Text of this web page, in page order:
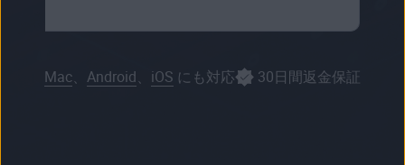
Mac Android iOS にも対応 30日間返金保証